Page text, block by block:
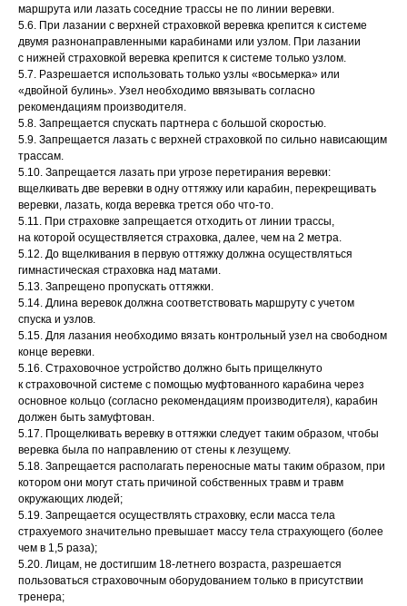
маршрута или лазать соседние трассы не по линии веревки.
5.6. При лазании с верхней страховкой веревка крепится к системе
двумя разнонаправленными карабинами или узлом. При лазании
с нижней страховкой веревка крепится к системе только узлом.
5.7. Разрешается использовать только узлы «восьмерка» или
«двойной булинь». Узел необходимо ввязывать согласно
рекомендациям производителя.
5.8. Запрещается спускать партнера с большой скоростью.
5.9. Запрещается лазать с верхней страховкой по сильно нависающим
трассам.
5.10. Запрещается лазать при угрозе перетирания веревки:
вщелкивать две веревки в одну оттяжку или карабин, перекрещивать
веревки, лазать, когда веревка трется обо что-то.
5.11. При страховке запрещается отходить от линии трассы,
на которой осуществляется страховка, далее, чем на 2 метра.
5.12. До вщелкивания в первую оттяжку должна осуществляться
гимнастическая страховка над матами.
5.13. Запрещено пропускать оттяжки.
5.14. Длина веревок должна соответствовать маршруту с учетом
спуска и узлов.
5.15. Для лазания необходимо вязать контрольный узел на свободном
конце веревки.
5.16. Страховочное устройство должно быть прищелкнуто
к страховочной системе с помощью муфтованного карабина через
основное кольцо (согласно рекомендациям производителя), карабин
должен быть замуфтован.
5.17. Прощелкивать веревку в оттяжки следует таким образом, чтобы
веревка была по направлению от стены к лезущему.
5.18. Запрещается располагать переносные маты таким образом, при
котором они могут стать причиной собственных травм и травм
окружающих людей;
5.19. Запрещается осуществлять страховку, если масса тела
страхуемого значительно превышает массу тела страхующего (более
чем в 1,5 раза);
5.20. Лицам, не достигшим 18-летнего возраста, разрешается
пользоваться страховочным оборудованием только в присутствии
тренера;